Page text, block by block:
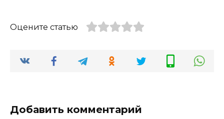
Оцените статью
Добавить комментарий